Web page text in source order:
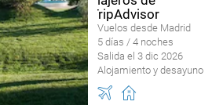
Vuelos desde Madrid
5 días / 4 noches
Salida el 3 dic 2026
Alojamiento y desayuno